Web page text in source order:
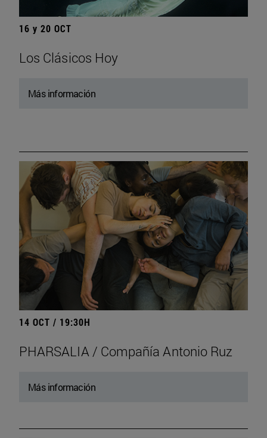
16 y 20 OCT
Los Clásicos Hoy
Más información
14 OCT / 19:30H
PHARSALIA / Compañía Antonio Ruz
Más información